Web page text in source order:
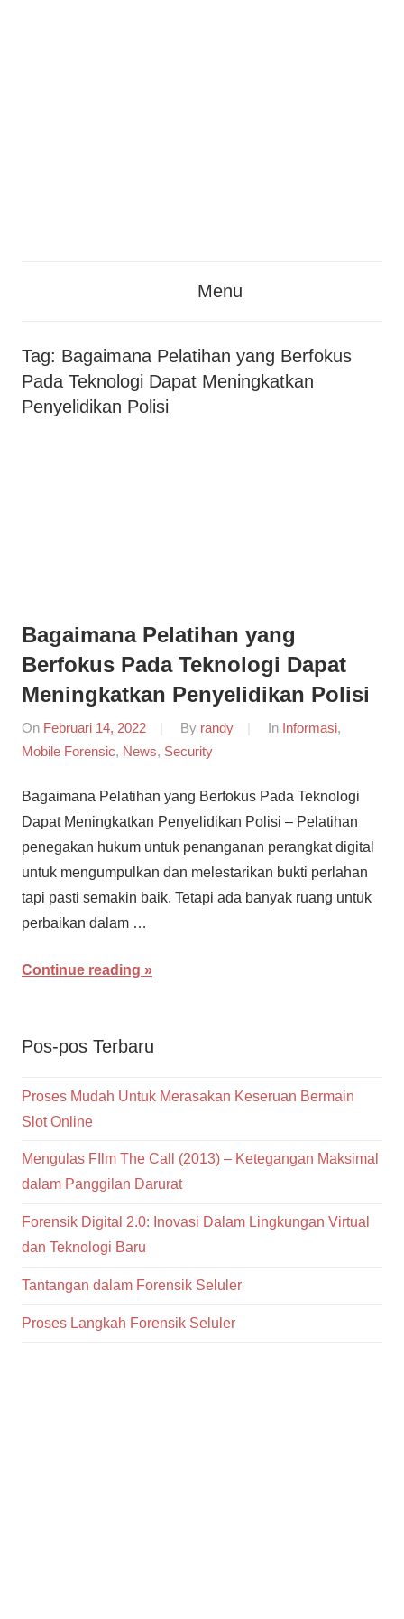
Informasi
Konferensi
Membahas
Tentang
Informasi
Menu
Tag: Bagaimana Pelatihan yang Berfokus
Pada Teknologi Dapat Meningkatkan
Penyelidikan Polisi
Bagaimana Pelatihan yang
Berfokus Pada Teknologi Dapat
Meningkatkan Penyelidikan Polisi
On Februari 14, 2022 By randy In Informasi,
Mobile Forensic, News, Security
Bagaimana Pelatihan yang Berfokus Pada Teknologi
Dapat Meningkatkan Penyelidikan Polisi – Pelatihan
penegakan hukum untuk penanganan perangkat digital
untuk mengumpulkan dan melestarikan bukti perlahan
tapi pasti semakin baik. Tetapi ada banyak ruang untuk
perbaikan dalam …
Continue reading
Pos-pos Terbaru
Proses Mudah Untuk Merasakan Keseruan Bermain
Slot Online
Mengulas FIlm The Call (2013) – Ketegangan Maksimal
dalam Panggilan Darurat
Forensik Digital 2.0: Inovasi Dalam Lingkungan Virtual
dan Teknologi Baru
Tantangan dalam Forensik Seluler
Proses Langkah Forensik Seluler